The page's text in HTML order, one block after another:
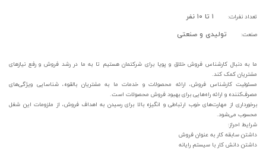
تعداد نفرات: ۱ تا ۱۰ نفر
صنعت: تولیدی و صنعتی
ما به‌ دنبال کارشناس فروش خلاق و پویا برای شرکتمان هستیم تا به ما در رشد فروش و رفع نیازهای
مشتریان کمک کند.
مسئولیت کارشناس فروش، ارائه محصولات و خدمات ما به مشتریان بالقوه، شناسایی ویژگی‌های
مصرف‌کننده و ارائه راه‌هایی برای بهبود فروش محصولات است.
برخورداری از مهارت‌های خوب ارتباطی و انگیزه بالا برای رسیدن به اهداف فروش، از ملزومات این شغل
محسوب می‌شود.
شرایط احراز:
داشتن سابقه‌ کار به‌ عنوان فروش
داشتن دانش کار با سیستم رایانه